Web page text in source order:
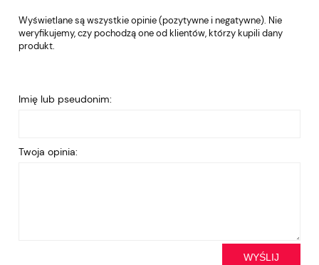
Wyświetlane są wszystkie opinie (pozytywne i negatywne). Nie
weryfikujemy, czy pochodzą one od klientów, którzy kupili dany
produkt.
Imię lub pseudonim:
Twoja opinia:
WYŚLIJ